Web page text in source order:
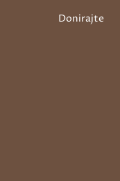
Donirajte